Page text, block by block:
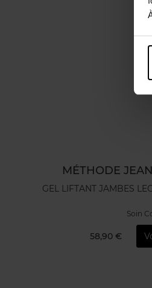
MÉTHODE
GEL LIFTANT JAMBES
Soin
58,90 €